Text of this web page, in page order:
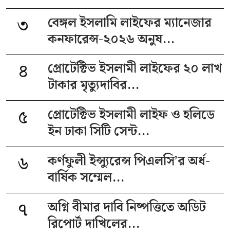
৩
বেঙ্গল ইসলামি লাইফের ম্যানেজার
কনফারেন্স-২০২৬ অনুষ...
৪
প্রোটেক্টিভ ইসলামী লাইফের ২০ লাখ
টাকার মৃত্যুদাবির...
৫
প্রোটেক্টিভ ইসলামী লাইফ ও হলিডে
ইন ঢাকা সিটি সেন্ট...
৬
কর্ণফুলী ইন্স্যুরেন্স পিএলসি’র অর্ধ-
বার্ষিক সম্মেল...
৭
অগ্নি বীমার দাবি নিষ্পত্তিতে অডিট
রিপোর্ট দাখিলের...